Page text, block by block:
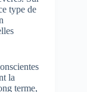
type de
la
terme,